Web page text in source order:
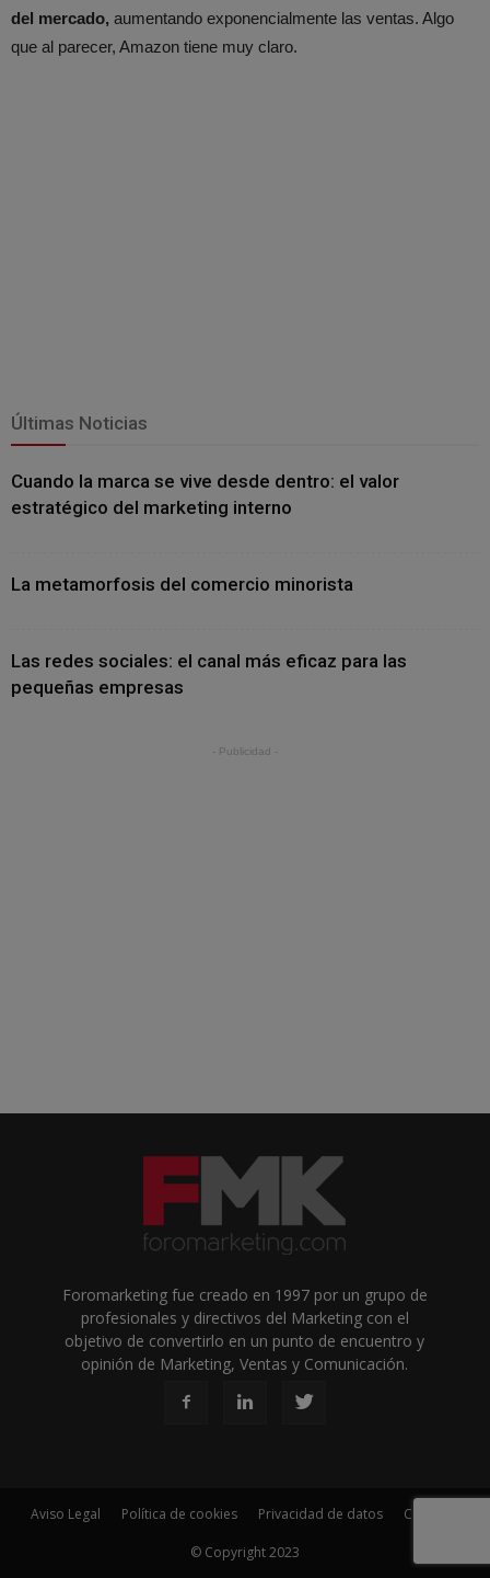
del mercado, aumentando exponencialmente las ventas. Algo
que al parecer, Amazon tiene muy claro.
Últimas Noticias
Cuando la marca se vive desde dentro: el valor
estratégico del marketing interno
La metamorfosis del comercio minorista
Las redes sociales: el canal más eficaz para las
pequeñas empresas
- Publicidad -
Foromarketing fue creado en 1997 por un grupo de
profesionales y directivos del Marketing con el
objetivo de convertirlo en un punto de encuentro y
opinión de Marketing, Ventas y Comunicación.
Aviso Legal Política de cookies Privacidad de datos Contacto
© Copyright 2023